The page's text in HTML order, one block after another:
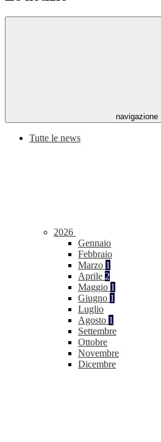
navigazione
Tutte le news
2026
Gennaio
Febbraio
Marzo 1
Aprile 2
Maggio 1
Giugno 1
Luglio
Agosto 1
Settembre
Ottobre
Novembre
Dicembre